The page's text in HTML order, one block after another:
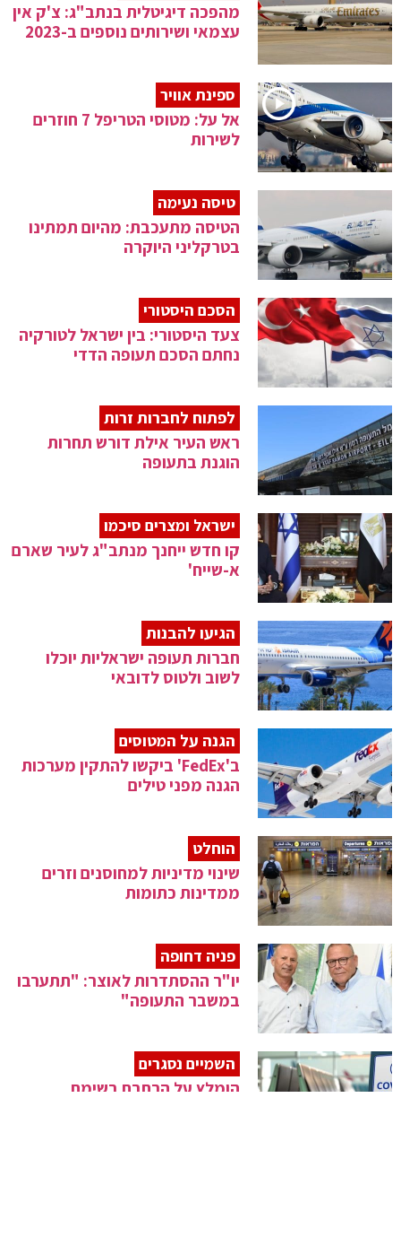
מהפכה דיגיטלית בנתב"ג: צ'ק אין
עצמאי ושירותים נוספים ב-2023
ספינת אוויר
אל על: מטוסי הטריפל 7 חוזרים
לשירות
טיסה נעימה
הטיסה מתעכבת: מהיום תמתינו
בטרקליני היוקרה
הסכם היסטורי
צעד היסטורי: בין ישראל לטורקיה
נחתם הסכם תעופה הדדי
לפתוח לחברות זרות
ראש העיר אילת דורש תחרות
הוגנת בתעופה
ישראל ומצרים סיכמו
קו חדש ייחנך מנתב"ג לעיר שארם
א-שייח'
הגיעו להבנות
חברות תעופה ישראליות יוכלו
לשוב ולטוס לדובאי
הגנה על המטוסים
ב'FedEx' ביקשו להתקין מערכות
הגנה מפני טילים
הוחלט
שינוי מדיניות למחוסנים וזרים
ממדינות כתומות
פניה דחופה
יו"ר ההסתדרות לאוצר: "תתערבו
במשבר התעופה"
השמיים נסגרים
הומלץ על הרחבת רשימת